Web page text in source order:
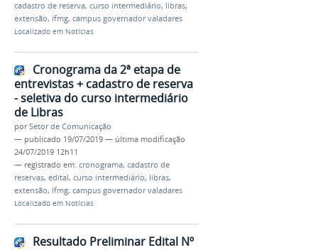
cadastro de reserva, curso intermediário, libras,
extensão, ifmg, campus governador valadares
Localizado em Notícias
Cronograma da 2ª etapa de
entrevistas + cadastro de reserva
- seletiva do curso intermediário
de Libras
porSetor de Comunicação
— publicado 19/07/2019 — última modificação
24/07/2019 12h11
— registrado em: cronograma, cadastro de
reservas, edital, curso intermediário, libras,
extensão, ifmg, campus governador valadares
Localizado em Notícias
Resultado Preliminar Edital Nº